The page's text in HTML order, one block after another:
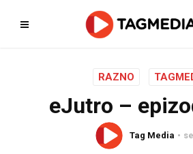
RAZNO
eJutro –
Tag Media